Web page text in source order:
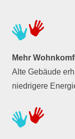
Mehr
Alte Gebäude
niedrigere